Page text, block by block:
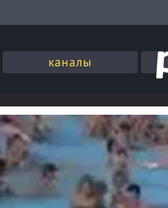
каналы